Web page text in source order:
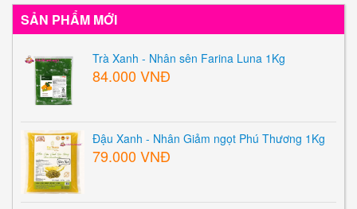
SẢN PHẨM MỚI
Trà Xanh - Nhân sên Farina Luna 1Kg
84.000 VNĐ
Đậu Xanh - Nhân Giảm ngọt Phú Thương 1Kg
79.000 VNĐ